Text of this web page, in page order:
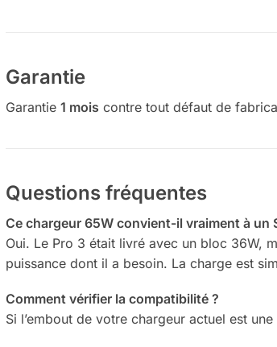
Garantie
Garantie 1 mois contre tout défaut de
Questions fréquentes
Ce chargeur 65W convient-il vraiment à un
Oui. Le Pro 3 était livré avec un bloc 36W,
puissance dont il a besoin. La charge est
Comment vérifier la compatibilité ?
Si l’embout de votre chargeur actuel est